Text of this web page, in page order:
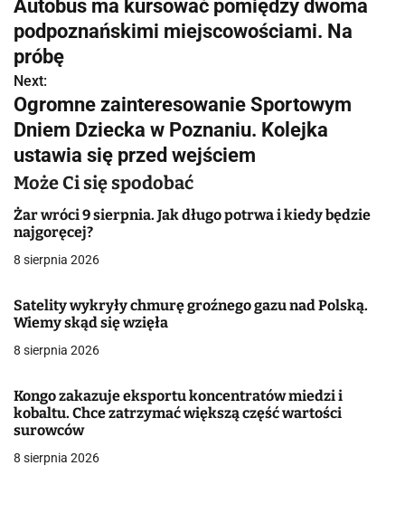
a
w
i
g
a
c
j
a
w
p
s
u
Autobus ma kursować pomiędzy dwoma
podpoznańskimi miejscowościami. Na
próbę
Next:
Ogromne zainteresowanie Sportowym
Dniem Dziecka w Poznaniu. Kolejka
ustawia się przed wejściem
Może Ci się spodobać
Żar wróci 9 sierpnia. Jak długo potrwa i kiedy będzie
najgoręcej?
8 sierpnia 2026
Satelity wykryły chmurę groźnego gazu nad Polską.
Wiemy skąd się wzięła
8 sierpnia 2026
Kongo zakazuje eksportu koncentratów miedzi i
kobaltu. Chce zatrzymać większą część wartości
surowców
8 sierpnia 2026